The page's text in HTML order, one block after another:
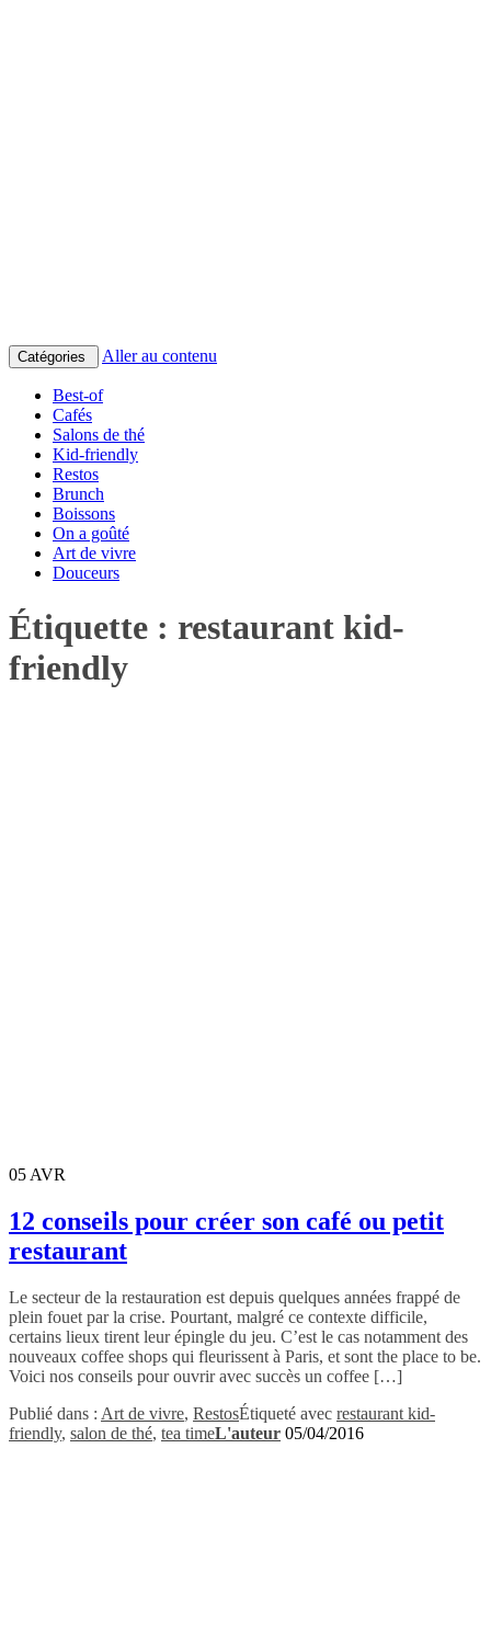
Catégories Aller au contenu
Best-of
Cafés
Salons de thé
Kid-friendly
Restos
Brunch
Boissons
On a goûté
Art de vivre
Douceurs
Étiquette : restaurant kid-
friendly
05 AVR
12 conseils pour créer son café ou petit
restaurant
Le secteur de la restauration est depuis quelques années frappé de
plein fouet par la crise. Pourtant, malgré ce contexte difficile,
certains lieux tirent leur épingle du jeu. C’est le cas notamment des
nouveaux coffee shops qui fleurissent à Paris, et sont the place to be.
Voici nos conseils pour ouvrir avec succès un coffee […]
Publié dans : Art de vivre, RestosÉtiqueté avec restaurant kid-
friendly, salon de thé, tea timeL'auteur 05/04/2016